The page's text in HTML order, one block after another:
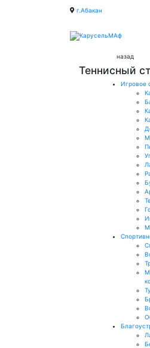
г.Абакан
назад
Теннисный
Игровое